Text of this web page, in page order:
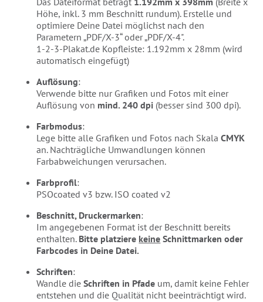
Höhe, inkl. 3 mm Beschnitt rundum). Erstelle und
optimiere Deine Datei möglichst nach den
Parametern „PDF/X-3“ oder „PDF/X-4".
1-2-3-Plakat.de Kopfleiste: 1.192mm x 28mm (wird
automatisch eingefügt)
Auflösung:
Verwende bitte nur Grafiken und Fotos mit einer
Auflösung von mind. 240 dpi (besser sind 300 dpi).
Farbmodus:
Lege bitte alle Grafiken und Fotos nach SkalaCMYK
an. Nachträgliche Umwandlungen können
Farbabweichungen verursachen.
Farbprofil:
PSOcoated v3 bzw. ISO coated v2
Beschnitt, Druckermarken:
Im angegebenen Format ist der Beschnitt bereits
enthalten. Bitte platziere keine Schnittmarken oder
Farbcodes in Deine Datei.
Schriften:
Wandle dieSchriften in Pfade um, damit keine Fehler
entstehen und die Qualität nicht beeinträchtigt wird.